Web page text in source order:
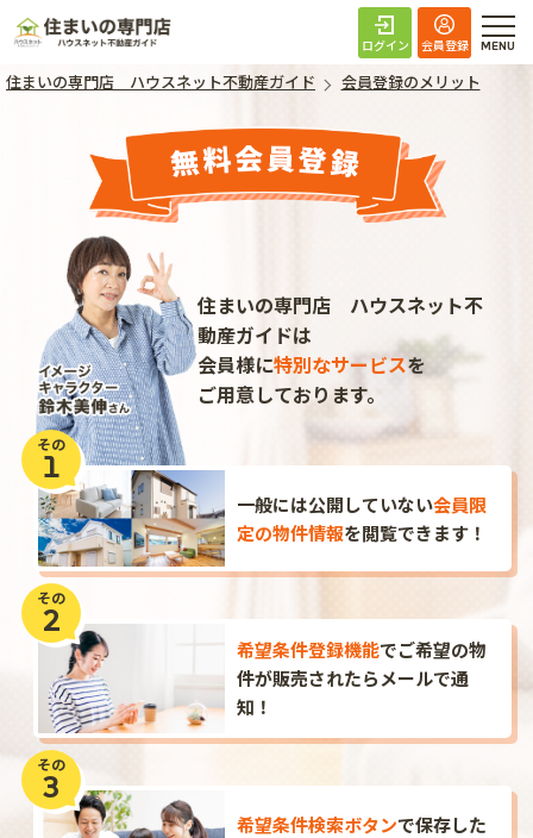
住まいの専門店 ハ
ログイン 会員登録
住まいの専門店 ハウスネット不動産ガイド 会員登録のメリット
住まいの専門店 ハウスネット不
動産ガイドは
会員様に特別なサービスを
ご用意しております。
その
1
一般には公開していない会員限
定の物件情報を閲覧できます！
その
2
希望条件登録機能でご希望の物
件が販売されたらメールで通
知！
その
3
希望条件検索ボタンで保存した